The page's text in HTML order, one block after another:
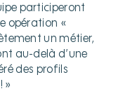
participeront
opération «
un métier,
au-delà d’une
des profils
»